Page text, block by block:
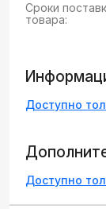
Сроки
товара:
Доступно
Доступно